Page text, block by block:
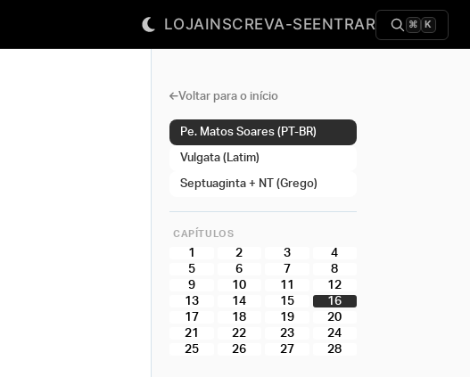
LOJAINSCREVA-SEENTRAR ⌘ K
Voltar para o início
Pe. Matos Soares (PT-BR)
Vulgata (Latim)
Septuaginta + NT (Grego)
CAPÍTULOS
1 2 3
4
5
6 7
8
9
10 11
12
13
14 15
16
17
18 19
20
21
22 23
24
25
26 27 28